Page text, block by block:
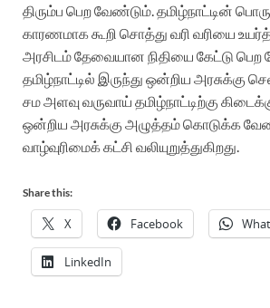
திரும்ப பெற வேண்டும். தமிழ்நாட்டின்
காரணமாக கூறி சொத்து வரி வரியை
அரசிடம் தேவையான நிதியை கேட்டு பெற
தமிழ்நாட்டில் இருந்து ஒன்றிய அரசுக்கு
சம அளவு வருவாய் தமிழ்நாட்டிற்கு
ஒன்றிய அரசுக்கு அழுத்தம் கொடுக்க
வாழ்வுரிமைக் கட்சி வலியுறுத்துகிறது.
Share this:
X Facebook
LinkedIn